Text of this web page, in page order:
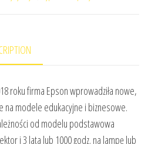
roku firma Epson wprowadziła nowe,
na modele edukacyjne i biznesowe.
od modelu podstawowa
i 3 lata lub 1000 godz. na lampę lub